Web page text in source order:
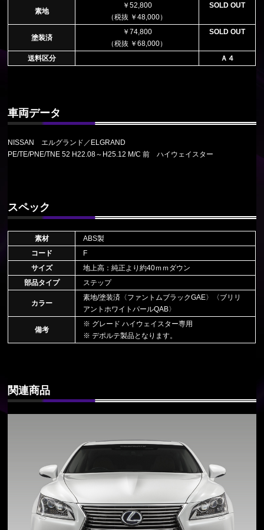
素地
￥52,800
（税抜 ￥48,000）
SOLD OUT
塗装済
￥74,800
（税抜 ￥68,000）
SOLD OUT
送料区分 Ａ４
車両データ
NISSAN エルグランド／ELGRAND
PE/TE/PNE/TNE 52 H22.08～H25.12 M/C 前 ハイウェイスター
スペック
素材
ABS製
コード
F
サイズ
地上高：純正より約40ｍｍダウン
部品タイプ
ステップ
カラー
素地/塗装済〈ファントムブラックGAE〉〈ブリリ
アントホワイトパールQAB〉
備考
※ グレード ハイウェイスター専用
※ デポルテ製品となります。
関連商品